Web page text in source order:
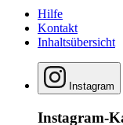
Hilfe
Kontakt
Inhaltsübersicht
Instagram
Instagram-